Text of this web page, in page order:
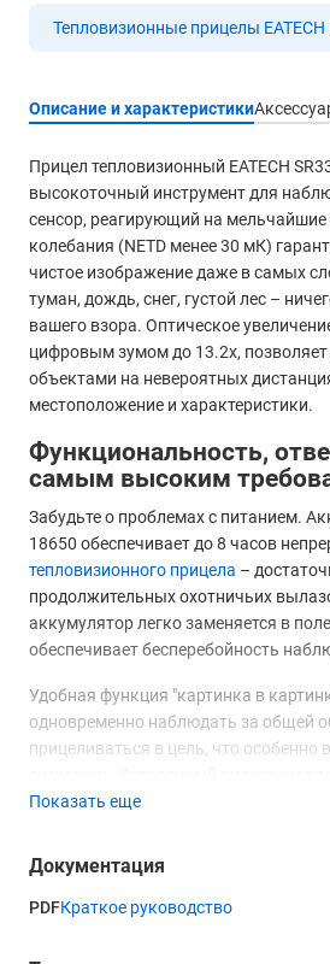
Тепловизионные прицелы EATECH
Описание и характеристики
Прицел тепловизионный EATECH
высокоточный инструмент для
сенсор, реагирующий на
колебания (NETD менее 30 мК)
чистое изображение даже в самых
туман, дождь, снег, густой лес –
вашего взора. Оптическое
цифровым зумом до 13.2x,
объектами на невероятных
местоположение и характеристики.
Функциональность,
самым высоким
Забудьте о проблемах с питанием.
18650 обеспечивает до 8 часов
тепловизионного прицела –
продолжительных охотничьих
аккумулятор легко заменяется в
обеспечивает бесперебойность
Удобная функция "картинка в
одновременно наблюдать за общей
прицеливаться в цель, что
позволит сохранить все важные
смартфона, просматривать записи,
и даже вести прямую трансляцию. Wi-
обеспечивает беспроводное
Показать еще
Документация
PDFКраткое руководство